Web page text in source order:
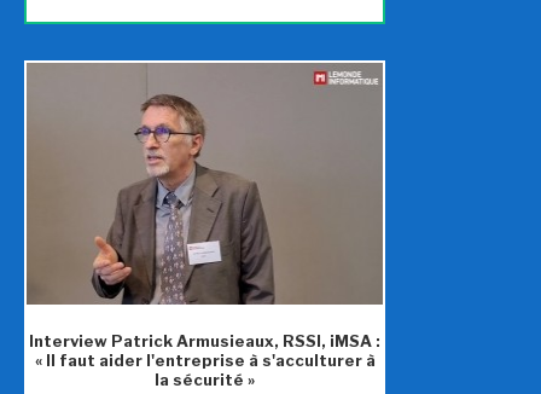
Interview Patrick Armusieaux, RSSI, iMSA :
« Il faut aider l'entreprise à s'acculturer à
la sécurité »